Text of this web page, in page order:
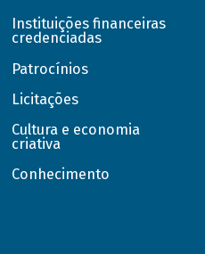
Instituições financeiras
credenciadas
Patrocínios
Licitações
Cultura e economia
criativa
Conhecimento